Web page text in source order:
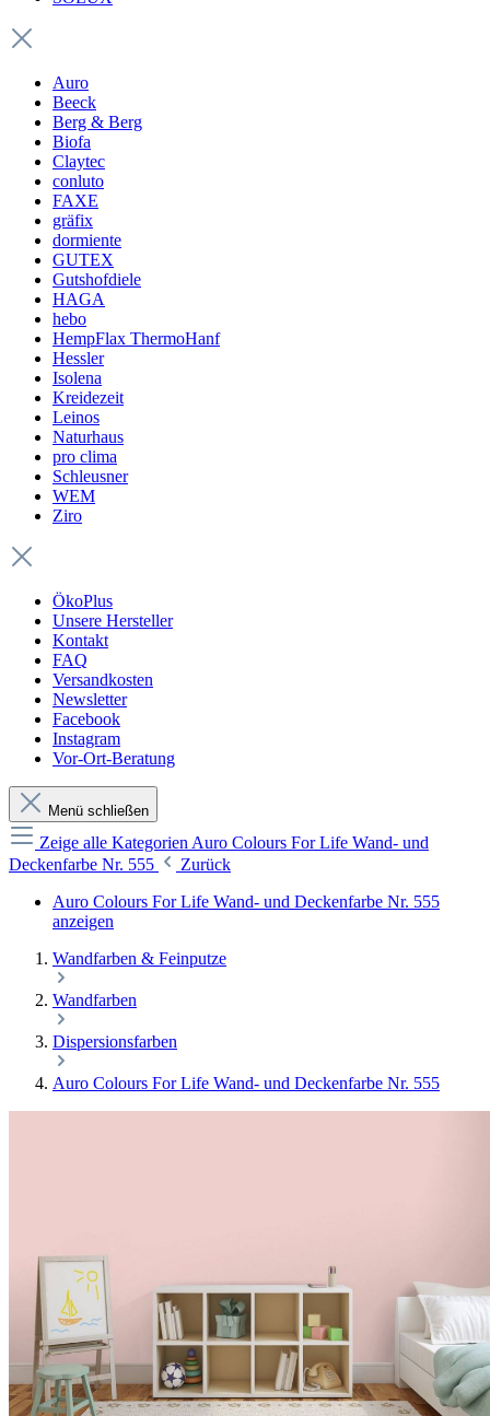
Auro
Beeck
Berg & Berg
Biofa
Claytec
conluto
FAXE
gräfix
dormiente
GUTEX
Gutshofdiele
HAGA
hebo
HempFlax ThermoHanf
Hessler
Isolena
Kreidezeit
Leinos
Naturhaus
pro clima
Schleusner
WEM
Ziro
ÖkoPlus
Unsere Hersteller
Kontakt
FAQ
Versandkosten
Newsletter
Facebook
Instagram
Vor-Ort-Beratung
Menü schließen
Zeige alle Kategorien Auro Colours For Life Wand- und
Deckenfarbe Nr. 555
Zurück
Auro Colours For Life Wand- und Deckenfarbe Nr. 555
anzeigen
Wandfarben & Feinputze
Wandfarben
Dispersionsfarben
Auro Colours For Life Wand- und Deckenfarbe Nr. 555